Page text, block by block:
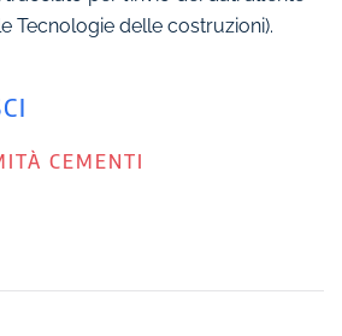
Tecnologie delle costruzioni).
CEMENTI